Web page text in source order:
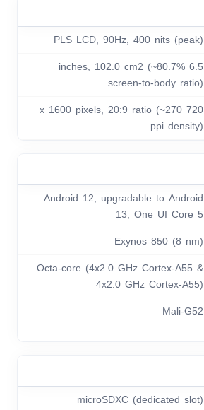
PLS LCD, 90Hz, 400 nits (peak)
6.5 inches, 102.0 cm2 (~80.7%
screen-to-body ratio)
720 x 1600 pixels, 20:9 ratio (~270
ppi density)
Android 12, upgradable to Android
13, One UI Core 5
Exynos 850 (8 nm)
Octa-core (4x2.0 GHz Cortex-A55 &
4x2.0 GHz Cortex-A55)
Mali-G52
microSDXC (dedicated slot)